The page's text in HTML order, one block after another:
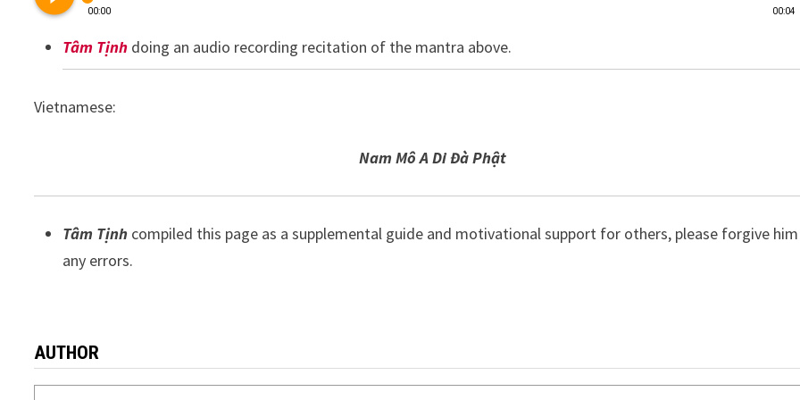
00:00 00:04
Tâm Tịnh doing an audio recording recitation of the mantra above.
Vietnamese:
Nam Mô A Di Đà Phật
Tâm Tịnh compiled this page as a supplemental guide and motivational support for others, please forgive
any errors.
AUTHOR